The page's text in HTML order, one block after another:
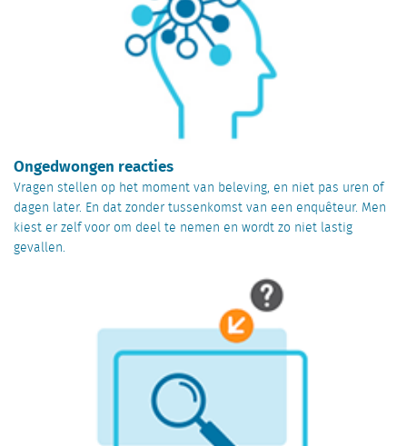
Ongedwongen reacties
Vragen stellen op het moment van beleving, en niet pas uren of
dagen later. En dat zonder tussenkomst van een enquêteur. Men
kiest er zelf voor om deel te nemen en wordt zo niet lastig
gevallen.